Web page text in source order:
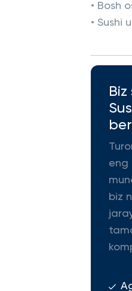
• Bosh
• Sushi
eng
biz